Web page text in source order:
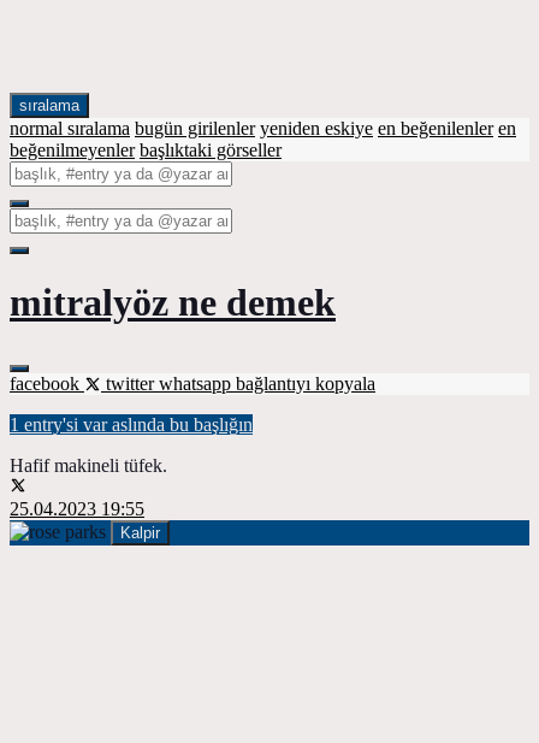
sıralama
normal sıralama bugün girilenler yeniden eskiye en beğenilenler en
beğenilmeyenler başlıktaki görseller
mitralyöz ne demek
facebook twitterwhatsapp bağlantıyı kopyala
1 entry'si var aslında bu başlığın
Hafif makineli tüfek.
25.04.2023 19:55
Kalpir